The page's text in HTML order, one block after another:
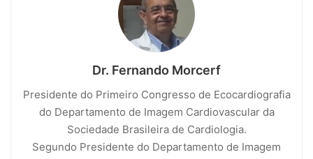
Dr. Fernando Morcerf
Presidente do Primeiro Congresso de Ecocardiografia
do Departamento de Imagem Cardiovascular da
Sociedade Brasileira de Cardiologia.
Segundo Presidente do Departamento de Imagem